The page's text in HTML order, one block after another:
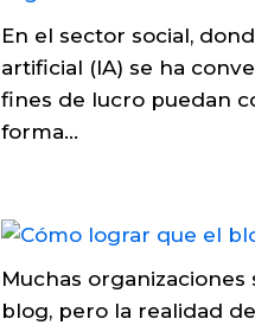
En el sector social,
artificial (IA) se ha
fines de lucro puedan
forma...
Muchas
blog, pero la realidad